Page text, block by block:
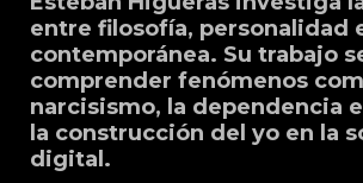
entre filosofía, personalidad
contemporánea. Su trabajo
comprender fenómenos
narcisismo, la dependencia
la construcción del yo en la
digital.